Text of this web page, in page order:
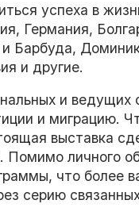
успеха в
Германия,
Барбуда,
и другие.
и ведущих
и миграцию.
выставка
личного
что более
серию